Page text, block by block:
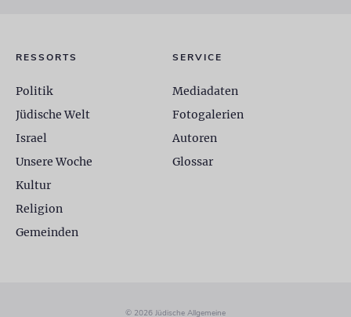
RESSORTS
Politik
Jüdische Welt
Israel
Unsere Woche
Kultur
Religion
Gemeinden
SERVICE
Mediadaten
Fotogalerien
Autoren
Glossar
© 2026 Jüdische Allgemeine